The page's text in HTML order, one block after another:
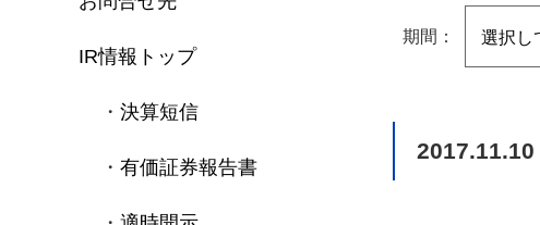
IR情報トップ
決算短信
有価証券報告書
期間：
2017.11.10